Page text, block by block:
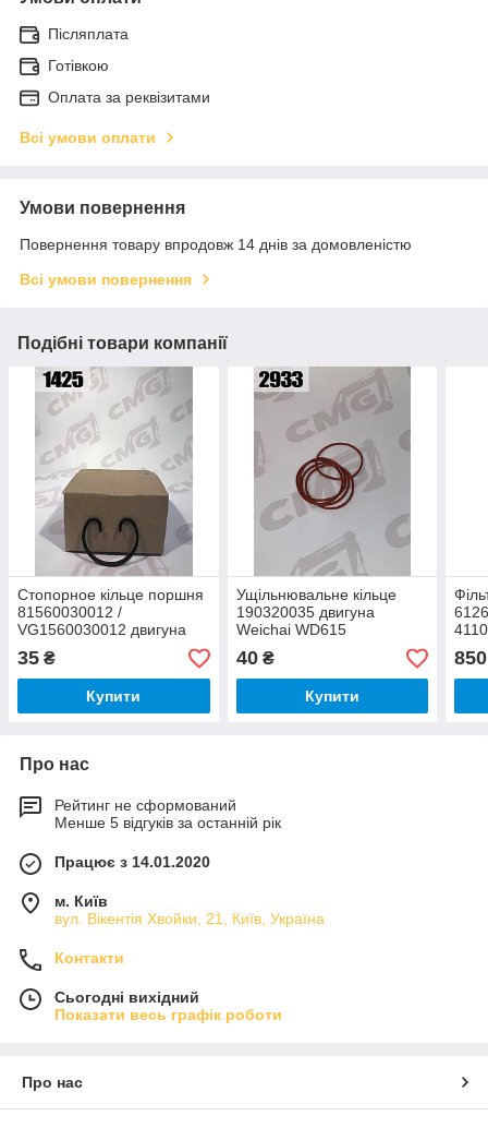
Післяплата
Готівкою
Оплата за реквізитами
Всі умови оплати
Умови повернення
Повернення товару впродовж 14 днів за домовленістю
Всі умови повернення
Подібні товари компанії
Cтопорное кільце поршня
81560030012 /
VG1560030012 двигуна
Weichai WD615
35 ₴
Купити
Ущільнювальне кільце
190320035 двигуна
Weichai WD615
40₴
Купити
850
Про нас
Рейтинг не сформований
Менше 5 відгуків за останній рік
Працює з 14.01.2020
м. Київ
вул. Вікентія Хвойки, 21, Київ, Україна
Контакти
Сьогодні вихідний
Показати весь графік роботи
Про нас